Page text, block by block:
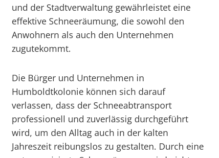
und der Stadtverwaltung gewährleistet eine
effektive Schneeräumung, die sowohl den
Anwohnern als auch den Unternehmen
zugutekommt.
Die Bürger und Unternehmen in
Humboldtkolonie können sich darauf
verlassen, dass der Schneeabtransport
professionell und zuverlässig durchgeführt
wird, um den Alltag auch in der kalten
Jahreszeit reibungslos zu gestalten. Durch eine